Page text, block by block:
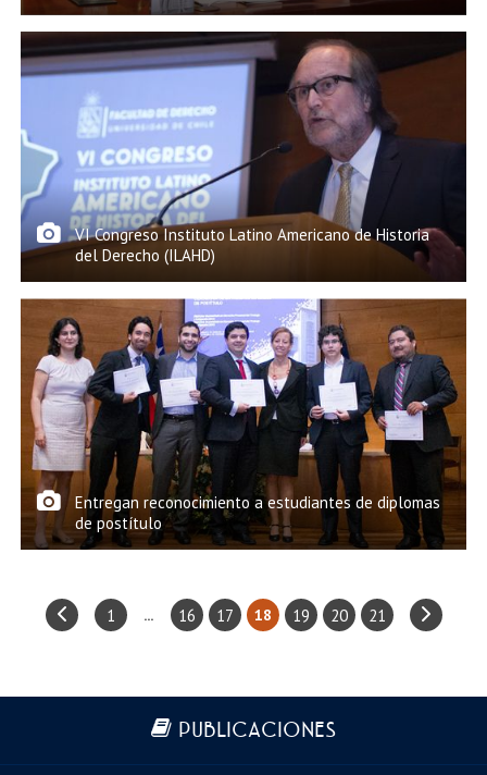
VI Congreso Instituto Latino Americano de Historia
del Derecho (ILAHD)
Entregan reconocimiento a estudiantes de diplomas
de postítulo
1 ... 16 17 18 19 20 21
Más información
PUBLICACIONES